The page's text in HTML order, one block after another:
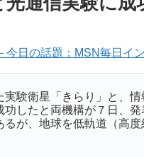
日の話題：MSN毎日イ
験衛星「きらり」と、
したと両機構が７日、
が、地球を低軌道（高